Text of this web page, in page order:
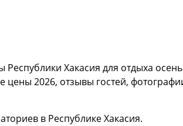
Хакасия для отдыха
цены 2026, отзывы гостей,
в Республике Хакасия.